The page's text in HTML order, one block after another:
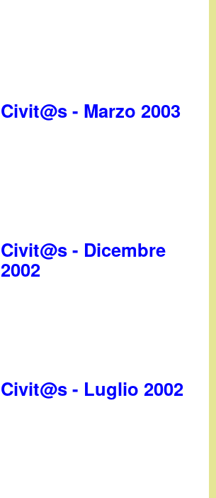
Civit@s - Marzo 2003
Civit@s - Dicembre
2002
Civit@s - Luglio 2002